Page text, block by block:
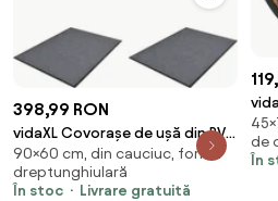
398,99 RON
vidaXL Covorașe de ușă din PVC
4 buc. gri, 90x60 cm
90×60 cm, din cauciuc, formă
dreptunghiulară
În stoc
Livrare gratuită
și
de
În